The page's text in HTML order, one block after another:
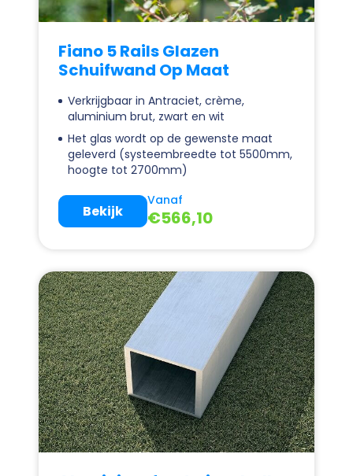
Fiano 5 Rails Glazen
Schuifwand Op Maat
Verkrijgbaar in Antraciet, crème,
aluminium brut, zwart en wit
Het glas wordt op de gewenste maat
geleverd (systeembreedte tot 5500mm,
hoogte tot 2700mm)
Vanaf
€566,10
Bekijk